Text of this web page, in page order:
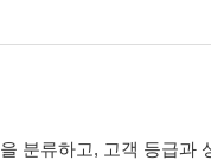
분류하고, 고객 등급과